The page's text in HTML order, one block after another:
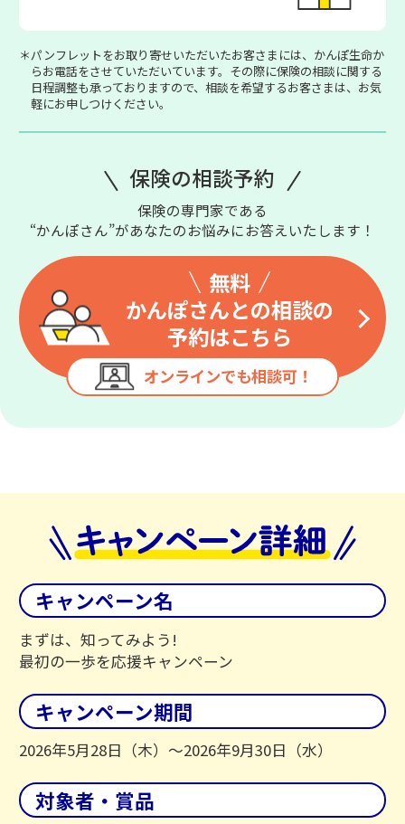
＊パンフレットをお取り寄せいただいたお客さまには、かんぽ生命か
らお電話をさせていただいています。その際に保険の相談に関する
日程調整も承っておりますので、相談を希望するお客さまは、お気
軽にお申しつけください。
保険の相談予約
保険の専門家である
“かんぽさん”があなたのお悩みにお答えいたします！
無料
かんぽさんとの相談の
予約はこちら
オンラインでも相談可！
キャンペーン名
まずは、知ってみよう!
最初の一歩を応援キャンペーン
キャンペーン期間
2026年5月28日（木）～2026年9月30日（水）
対象者・賞品